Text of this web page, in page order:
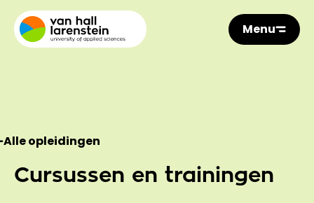
Menu
Alle opleidingen
Cursussen en trainingen